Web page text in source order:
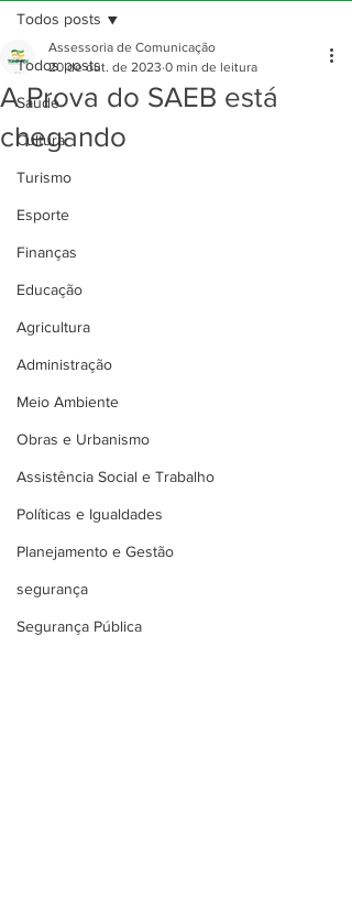
Todos posts
Saúde
Cultura
Turismo
Esporte
Finanças
Educação
Agricultura
Administração
Meio Ambiente
Obras e Urbanismo
Assistência Social e Trabalho
Políticas e Igualdades
Planejamento e Gestão
segurança
Segurança Pública
Todos posts
A Prova do SAEB está
chegando
Assessoria de Comunicação
20 de out. de 2023 0 min de leitura